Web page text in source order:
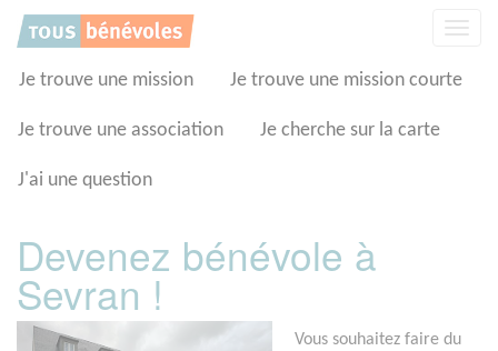
Je trouve une mission Je trouve une mission courte
Je trouve une association Je cherche sur la carte
J'ai une question
Devenez bénévole à
Sevran !
Vous souhaitez faire du
Panneau de gestion des cookies